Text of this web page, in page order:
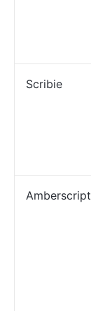
Scribie
Amberscript